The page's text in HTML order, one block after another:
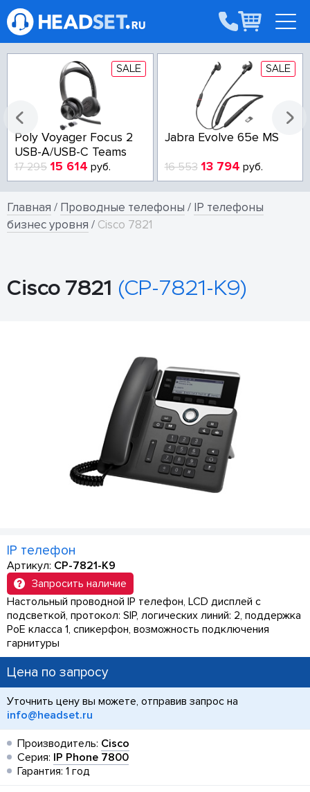
SALE
Poly Voyager Focus 2
USB-A/USB-C Teams
17 295 15 614 руб.
SALE
Jabra Evolve 65e MS
16 553 13 794 руб.
Главная / Проводные телефоны / IP телефоны
бизнес уровня / Cisco 7821
Cisco 7821 (CP-7821-K9)
IP телефон
Артикул: CP-7821-K9
Запросить наличие
Настольный проводной IP телефон, LCD дисплей с
подсветкой, протокол: SIP, логических линий: 2, поддержка
PoE класса 1, спикерфон, возможность подключения
гарнитуры
Цена по запросу
Уточнить цену вы можете, отправив запрос на
info@headset.ru
Производитель: Cisco
Серия: IP Phone 7800
Гарантия: 1 год